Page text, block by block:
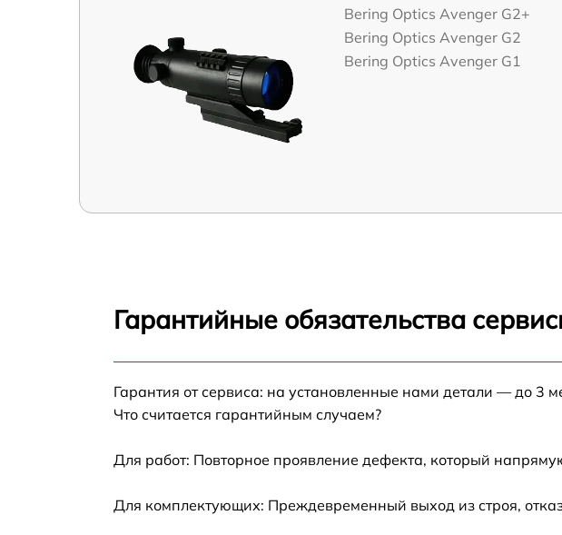
Bering Optics Avenger G2+
Bering Optics Avenger G2
Bering Optics Avenger G1
Гарантийные обязательства
Гарантия от сервиса: на установленные нами детали — до 3
Что считается гарантийным случаем?
Для работ: Повторное проявление дефекта, который
Для комплектующих: Преждевременный выход из строя,